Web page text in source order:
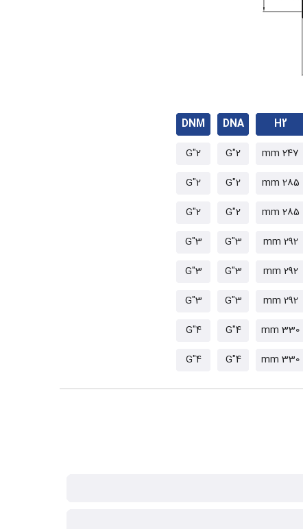
H2
DNA
DNM
247 mm
2"G
2"G
285 mm
2"G
2"G
285 mm
2"G
2"G
292 mm
3"G
3"G
292 mm
3"G
3"G
292 mm
3"G
3"G
330 mm
4"G
4"G
330 mm
4"G
4"G